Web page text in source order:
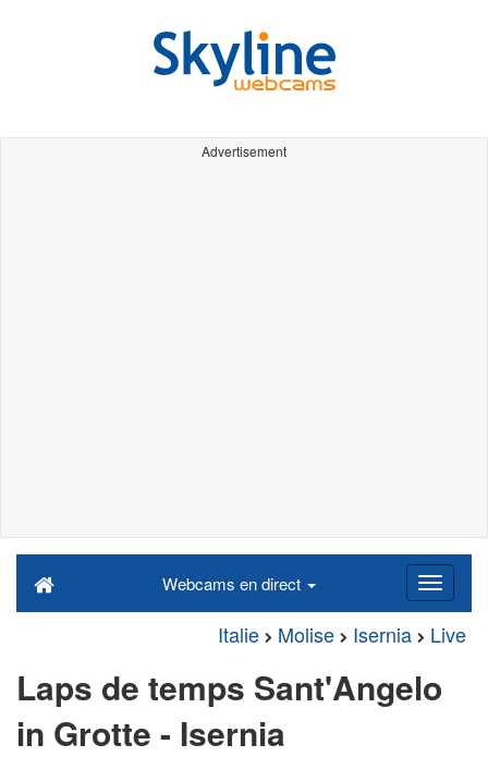
Advertisement
Webcams en direct
Italie Molise Isernia Live
Laps de temps Sant'Angelo
in Grotte - Isernia